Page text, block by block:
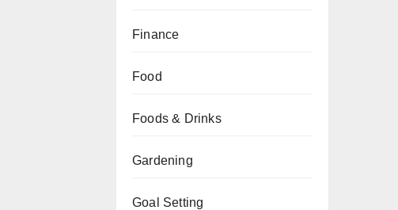
Finance
Food
Foods & Drinks
Gardening
Goal Setting